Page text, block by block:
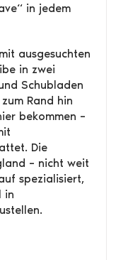
in jedem
ausgesuchten
in zwei
Schubladen
Rand hin
bekommen –
Die
– nicht weit
spezialisiert,
in